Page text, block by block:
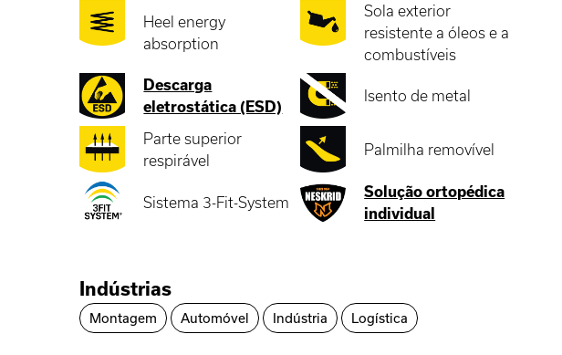
Heel energy
absorption
Sola exterior
resistente a óleos e a
combustíveis
Descarga
eletrostática (ESD)
Isento de metal
Parte superior
respirável
Palmilha removível
Sistema 3-Fit-System
Solução ortopédica
individual
Indústrias
Montagem Automóvel Indústria Logística